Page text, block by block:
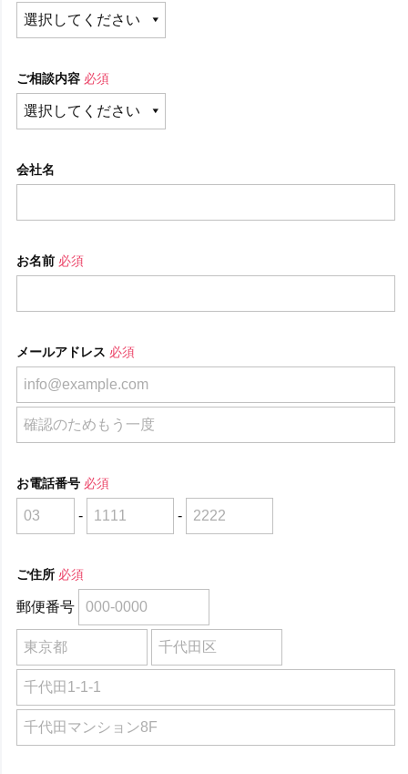
ご相談内容 必須
会社名
お名前 必須
メールアドレス 必須
お電話番号 必須
- -
ご住所 必須
郵便番号